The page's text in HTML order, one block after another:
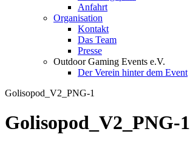
Anfahrt
Organisation
Kontakt
Das Team
Presse
Outdoor Gaming Events e.V.
Der Verein hinter dem Event
Golisopod_V2_PNG-1
Golisopod_V2_PNG-1